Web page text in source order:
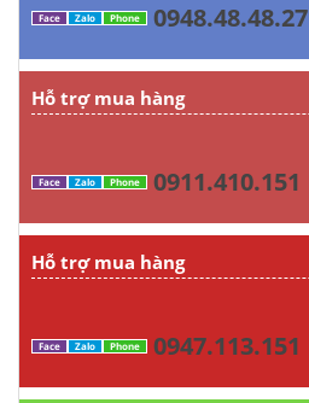
Face Zalo Phone 0948.48.48.27
Hỗ trợ mua hàng
Face Zalo Phone 0911.410.151
Hỗ trợ mua hàng
Face Zalo Phone 0947.113.151